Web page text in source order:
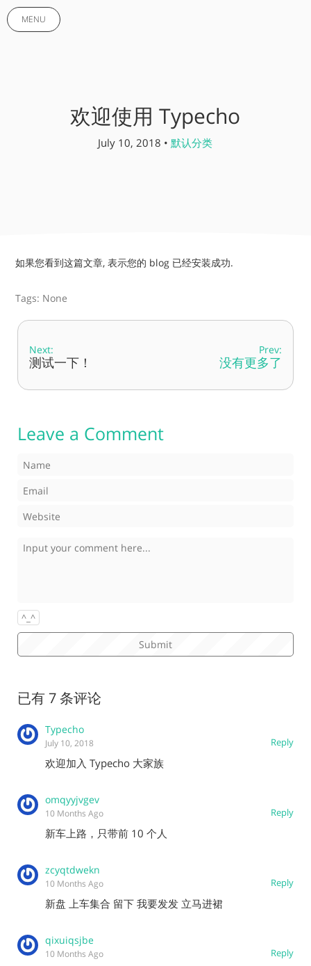
MENU
欢迎使用 Typecho
July 10, 2018 • 默认分类
如果您看到这篇文章, 表示您的 blog 已经安装成功.
Tags: None
Next:
测试一下！
Prev:
没有更多了
Leave a Comment
^_^
已有 7 条评论
Typecho
Reply
July 10, 2018
欢迎加入 Typecho 大家族
omqyyjvgev
Reply
10 Months Ago
新车上路，只带前 10 个人
zcyqtdwekn
Reply
10 Months Ago
新盘 上车集合 留下 我要发发 立马进裙
qixuiqsjbe
Reply
10 Months Ago